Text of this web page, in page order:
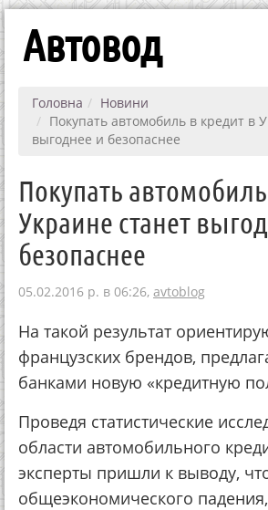
Автовод
Головна
Новини
Покупать автомобиль в кредит в
выгоднее и безопаснее
Покупать
Украине станет
безопаснее
05.02.2016 р. в 06:26, avtoblog
На такой результат
французских брендов,
банками новую «кредитную
Проведя статистические
области автомобильного
эксперты пришли к выводу,
общеэкономического падения,